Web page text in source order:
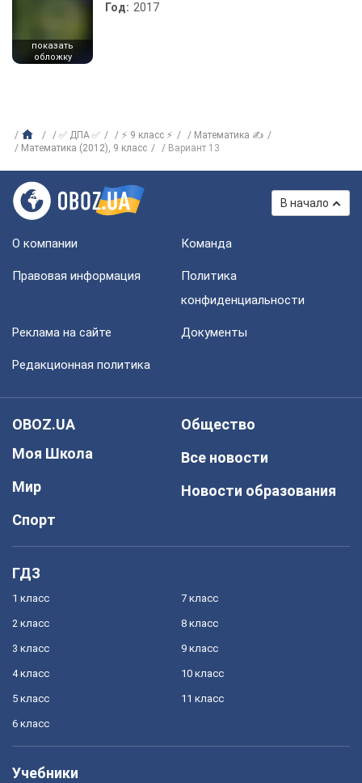
показать
обложку
Год: 2017
✅ ДПА ✅ ⚡ 9 класс ⚡
Математика ✍
Математика (2012), 9 класс
Вариант 13
В начало
О компании Команда
Правовая информация
Политика
конфиденциальности
Реклама на сайте Документы
Редакционная политика
OBOZ.UA
Моя Школа
Мир
Спорт
Общество
Все новости
Новости образования
ГДЗ
1 класс
2 класс
3 класс
4 класс
5 класс
6 класс
7 класс
8 класс
9 класс
10 класс
11 класс
Учебники